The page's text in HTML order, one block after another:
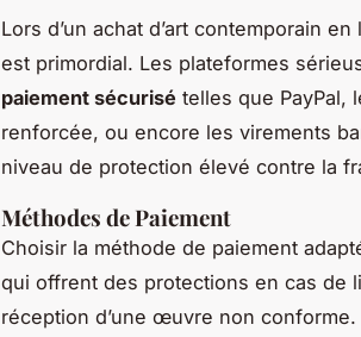
Lors d’un achat d’art contemporain
est primordial. Les plateformes
paiement sécurisé telles que PayPal,
renforcée, ou encore les virements
niveau de protection élevé contre la
Méthodes de Paiement
Choisir la méthode de paiement
qui offrent des protections en cas de
réception d’une œuvre non conforme.